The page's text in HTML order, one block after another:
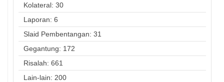
Kolateral: 30
Laporan: 6
Slaid Pembentangan: 31
Gegantung: 172
Risalah: 661
Lain-lain: 200